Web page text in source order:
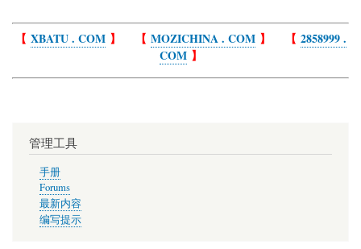
【 XBATU . COM】 【 MOZICHINA . COM】 【 2858999 .
COM】
管理工具
手册
Forums
最新内容
编写提示